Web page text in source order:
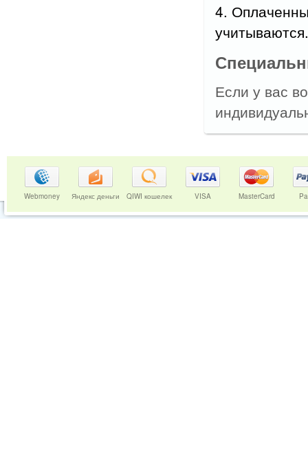
4.
учитываются.
Если у вас
Webmoney Яндекс деньги QIWI кошелек VISA MasterCard